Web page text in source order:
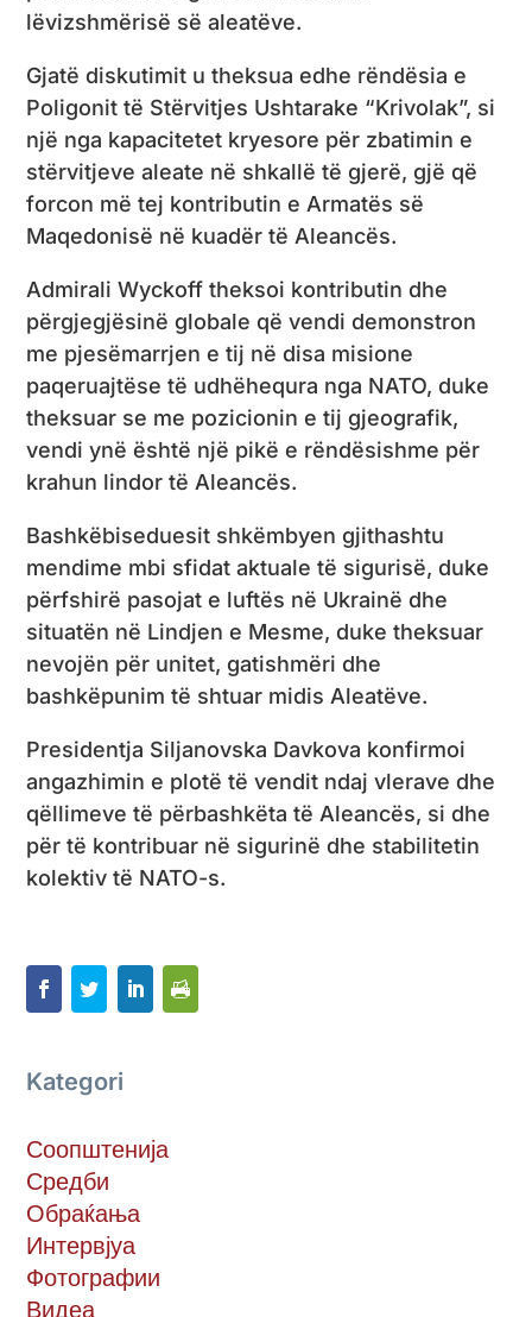
lëvizshmërisë së aleatëve.
Gjatë diskutimit u theksua edhe rëndësia e
Poligonit të Stërvitjes Ushtarake “Krivolak”, si
një nga kapacitetet kryesore për zbatimin e
stërvitjeve aleate në shkallë të gjerë, gjë që
forcon më tej kontributin e Armatës së
Maqedonisë në kuadër të Aleancës.
Admirali Wyckoff theksoi kontributin dhe
përgjegjësinë globale që vendi demonstron
me pjesëmarrjen e tij në disa misione
paqeruajtëse të udhëhequra nga NATO, duke
theksuar se me pozicionin e tij gjeografik,
vendi ynë është një pikë e rëndësishme për
krahun lindor të Aleancës.
Bashkëbiseduesit shkëmbyen gjithashtu
mendime mbi sfidat aktuale të sigurisë, duke
përfshirë pasojat e luftës në Ukrainë dhe
situatën në Lindjen e Mesme, duke theksuar
nevojën për unitet, gatishmëri dhe
bashkëpunim të shtuar midis Aleatëve.
Presidentja Siljanovska Davkova konfirmoi
angazhimin e plotë të vendit ndaj vlerave dhe
qëllimeve të përbashkëta të Aleancës, si dhe
për të kontribuar në sigurinë dhe stabilitetin
kolektiv të NATO-s.
Kategori
Соопштенија
Средби
Обраќања
Интервјуа
Фотографии
Видеа